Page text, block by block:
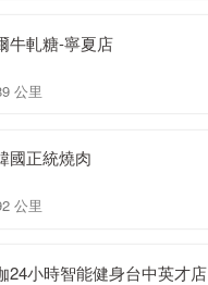
牛軋糖-寧夏店
公里
國正統燒肉
公里
24小時智能健身台中英才店